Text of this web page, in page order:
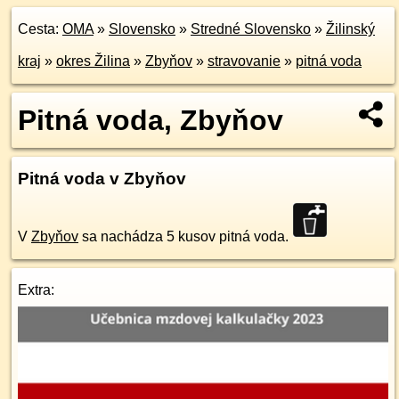
Cesta: OMA» Slovensko » Stredné Slovensko » Žilinský
kraj » okres Žilina » Zbyňov » stravovanie » pitná voda
Pitná voda, Zbyňov
Pitná voda v Zbyňov
V Zbyňov sa nachádza 5 kusov pitná voda.
Extra: